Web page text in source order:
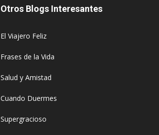
Otros Blogs Interesantes
El Viajero Feliz
Frases de la Vida
Salud y Amistad
Cuando Duermes
Supergracioso